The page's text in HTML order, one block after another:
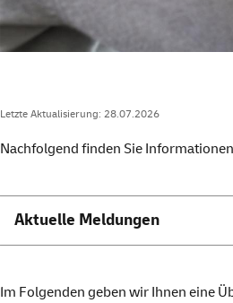
Letzte Aktualisierung: 28.07.2026
Nachfolgend finden Sie
Aktuelle Meldungen
Im Folgenden geben wir Ihnen eine